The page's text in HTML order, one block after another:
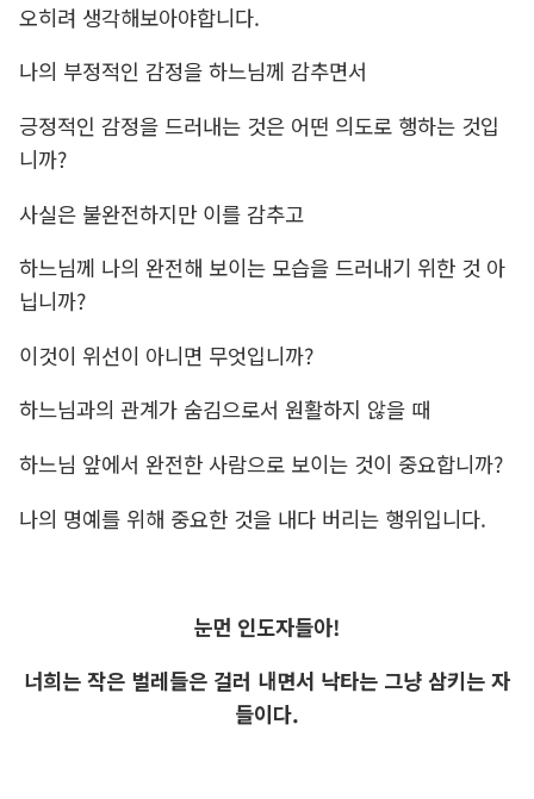
오히려 생각해보아야합니다.
나의 부정적인 감정을 하느님께 감추면서
긍정적인 감정을 드러내는 것은 어떤 의도로 행하는 것입
니까?
사실은 불완전하지만 이를 감추고
하느님께 나의 완전해 보이는 모습을 드러내기 위한 것 아
닙니까?
이것이 위선이 아니면 무엇입니까?
하느님과의 관계가 숨김으로서 원활하지 않을 때
하느님 앞에서 완전한 사람으로 보이는 것이 중요합니까?
나의 명예를 위해 중요한 것을 내다 버리는 행위입니다.
눈먼 인도자들아!
너희는 작은 벌레들은 걸러 내면서 낙타는 그냥 삼키는 자
들이다.